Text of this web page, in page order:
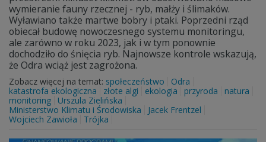
wymieranie fauny rzecznej - ryb, małży i ślimaków.
Wyławiano także martwe bobry i ptaki. Poprzedni rząd
obiecał budowę nowoczesnego systemu monitoringu,
ale zarówno w roku 2023, jak i w tym ponownie
dochodziło do śnięcia ryb. Najnowsze kontrole wskazują,
że Odra wciąż jest zagrożona.
Zobacz więcej na temat: społeczeństwo
Odra
katastrofa ekologiczna
złote algi ekologia przyroda
natura
monitoring
Urszula Zielińska
Ministerstwo Klimatu i Środowiska
Jacek Frentzel
Wojciech Zawioła
Trójka